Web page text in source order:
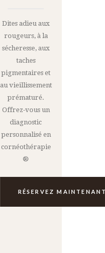
Dites adieu aux
rougeurs, à la
sécheresse, aux
taches
pigmentaires et
au vieillissement
prématuré.
Offrez-vous un
diagnostic
personnalisé en
cornéothérapie
®
RÉSERVEZ